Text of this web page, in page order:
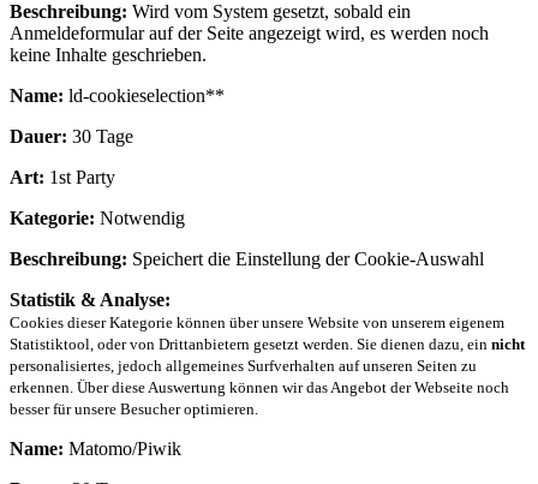
Beschreibung: Wird vom System gesetzt, sobald ein
Anmeldeformular auf der Seite angezeigt wird, es werden noch
keine Inhalte geschrieben.
Name: ld-cookieselection**
Dauer: 30 Tage
Art: 1st Party
Kategorie: Notwendig
Beschreibung: Speichert die Einstellung der Cookie-Auswahl
Statistik & Analyse:
Cookies dieser Kategorie können über unsere Website von unserem eigenem
Statistiktool, oder von Drittanbietern gesetzt werden. Sie dienen dazu, ein nicht
personalisiertes, jedoch allgemeines Surfverhalten auf unseren Seiten zu
erkennen. Über diese Auswertung können wir das Angebot der Webseite noch
besser für unsere Besucher optimieren.
Name: Matomo/Piwik